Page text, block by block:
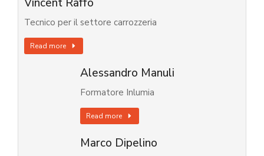
Tecnico per il settore carrozzeria
Read more
Alessandro Manuli
Formatore Inlumia
Read more
Marco Dipelino